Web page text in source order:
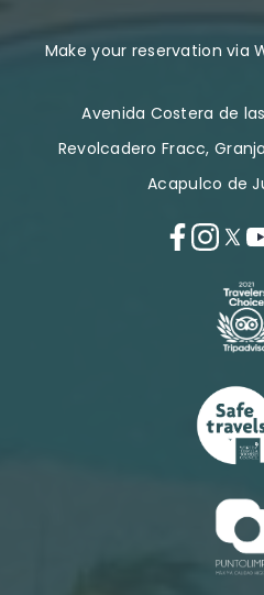
Make your reservation via
Avenida Costera de
Revolcadero Fracc,
Acapulco de